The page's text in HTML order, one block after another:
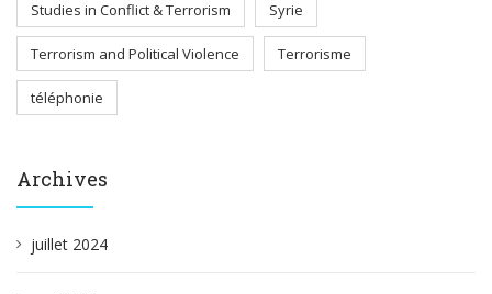
Studies in Conflict & Terrorism Syrie
Terrorism and Political Violence Terrorisme
téléphonie
Archives
juillet 2024